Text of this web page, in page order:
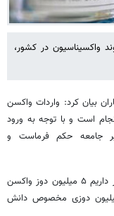
واکسیناسیون در کشور،
بیان کرد: واردات واکسن
است و با توجه به ورود
جامعه حکم فرماست و
وی ادامه داد: جمعیت هلال احمر در هفته‌ای که قرار داریم ۵ میلیون دوز واکسن
خواهد کرد و در هفته آینده دو محموله ۶ میلیون دوزی مخصوص دانش